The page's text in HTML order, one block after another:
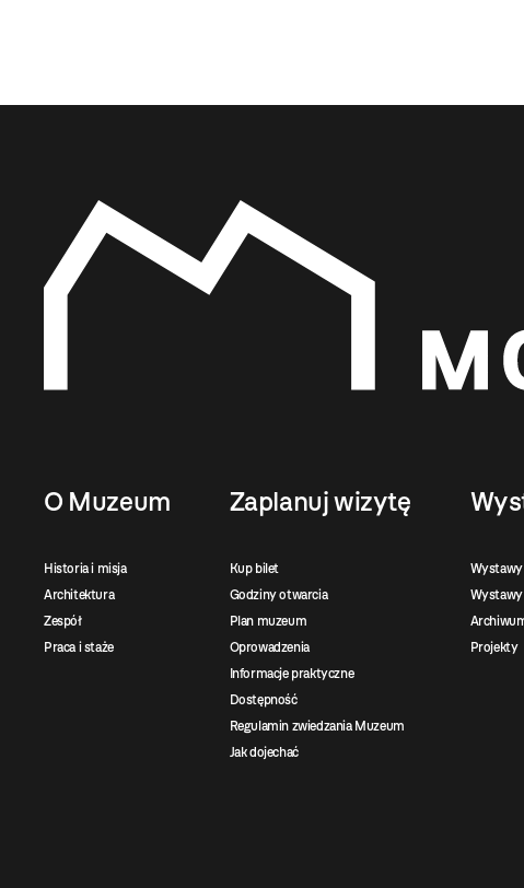
O Muzeum
Historia i misja
Architektura
Zespół
Praca i staże
Zaplanuj wizytę
Kup bilet
Godziny otwarcia
Plan muzeum
Oprowadzenia
Informacje praktyczne
Dostępność
Regulamin zwiedzania Muzeum
Jak dojechać
Wystawy
Wystawy
Projekty